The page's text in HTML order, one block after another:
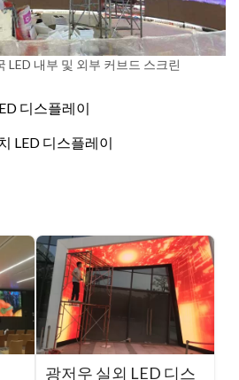
LED 내부 및 외부 커브드 스크린
디스플레이
LED 디스플레이
광저우 실외 LED 디스